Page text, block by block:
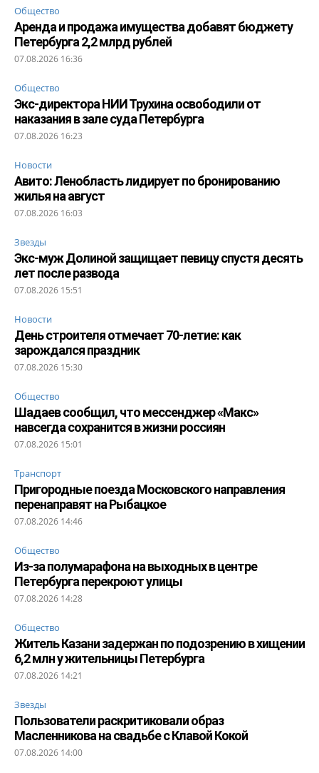
Общество
Аренда и продажа имущества добавят бюджету
Петербурга 2,2 млрд рублей
07.08.2026 16:36
Общество
Экс-директора НИИ Трухина освободили от
наказания в зале суда Петербурга
07.08.2026 16:23
Новости
Авито: Ленобласть лидирует по бронированию
жилья на август
07.08.2026 16:03
Звезды
Экс-муж Долиной защищает певицу спустя десять
лет после развода
07.08.2026 15:51
Новости
День строителя отмечает 70-летие: как
зарождался праздник
07.08.2026 15:30
Общество
Шадаев сообщил, что мессенджер «Макс»
навсегда сохранится в жизни россиян
07.08.2026 15:01
Транспорт
Пригородные поезда Московского направления
перенаправят на Рыбацкое
07.08.2026 14:46
Общество
Из-за полумарафона на выходных в центре
Петербурга перекроют улицы
07.08.2026 14:28
Общество
Житель Казани задержан по подозрению в хищении
6,2 млн у жительницы Петербурга
07.08.2026 14:21
Звезды
Пользователи раскритиковали образ
Масленникова на свадьбе с Клавой Кокой
07.08.2026 14:00